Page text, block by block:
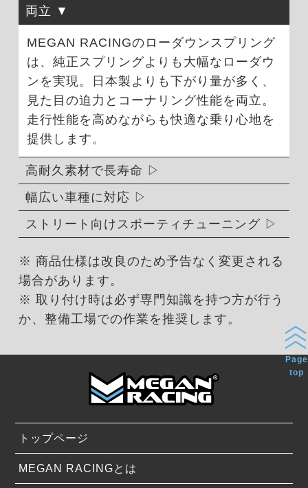
両立
MEGAN RACINGのローダウンスプリング
は、純正スプリングよりも大幅なローダウ
ンを実現。日本製よりも下がり量が多く、
見た目の迫力とコーナリング性能を両立。
走行性能を高めながらも快適な乗り心地を
提供します。
高耐久素材で長寿命
幅広い車種に対応
ストリート向けスポーティチューニング
※ 商品仕様は改良のため予告なく変更される
場合があります。
※ 取り付け時は必ず専門知識を持つ方が行う
か、整備工場での作業を推奨します。
トップページ
MEGAN RACINGとは
Page
top